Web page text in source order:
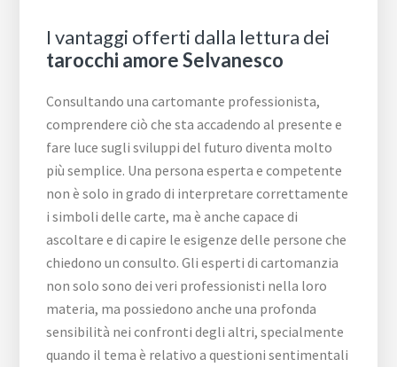
I vantaggi offerti dalla lettura dei
tarocchi amore Selvanesco
Consultando una cartomante professionista,
comprendere ciò che sta accadendo al presente e
fare luce sugli sviluppi del futuro diventa molto
più semplice. Una persona esperta e competente
non è solo in grado di interpretare correttamente
i simboli delle carte, ma è anche capace di
ascoltare e di capire le esigenze delle persone che
chiedono un consulto. Gli esperti di cartomanzia
non solo sono dei veri professionisti nella loro
materia, ma possiedono anche una profonda
sensibilità nei confronti degli altri, specialmente
quando il tema è relativo a questioni sentimentali